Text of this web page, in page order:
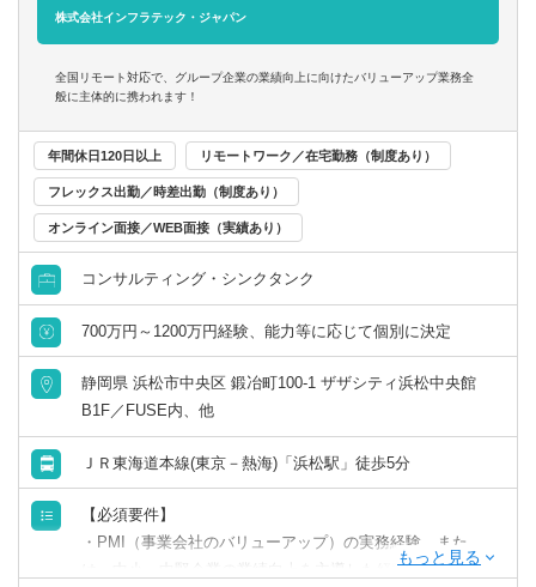
持って働ける体制に移行することも可能です。その際は出
ます。ある程度自立して業務ができる方については、フル
リモートでの就業ができる可能性もございます。
株式会社インフラテック・ジャパン
全国リモート対応で、グループ企業の業績向上に向けたバリューアップ業務全
般に主体的に携われます！
年間休日120日以上 リモートワーク／在宅勤務（制度あり）
フレックス出勤／時差出勤（制度あり）
オンライン面接／WEB面接（実績あり）
コンサルティング・シンクタンク
700万円～1200万円経験、能力等に応じて個別に決定
静岡県 浜松市中央区 鍛冶町100-1 ザザシティ浜松中央館
B1F／FUSE内、他
ＪＲ東海道本線(東京－熱海)「浜松駅」徒歩5分
【必須要件】
・PMI（事業会社のバリューアップ）の実務経験、また
は、中小・中堅企業の業績向上を主導した経験（3年以上：
MBAホルダー募集
有形商材の求人
管理職求人
オンライン面接／WEB面接（実績あり）
語学
英語力を活かす
中国語を活かす
その他語学を活かす